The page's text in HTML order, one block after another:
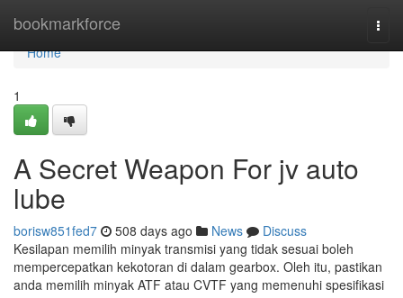
bookmarkforce
Home
Home
1
A Secret Weapon For jv auto
lube
borisw851fed7 508 days ago News
Discuss
Kesilapan memilih minyak transmisi yang tidak sesuai boleh
mempercepatkan kekotoran di dalam gearbox. Oleh itu, pastikan
anda memilih minyak ATF atau CVTF yang memenuhi spesifikasi